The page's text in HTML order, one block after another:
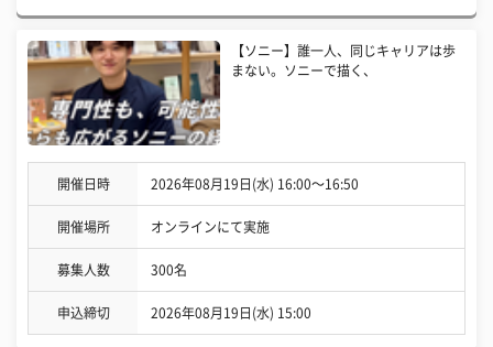
【ソニー】誰一人、同じキャリアは歩
まない。ソニーで描く、
開催日時 2026年08月19日(水) 16:00〜16:50
開催場所 オンラインにて実施
募集人数 300名
申込締切 2026年08月19日(水) 15:00